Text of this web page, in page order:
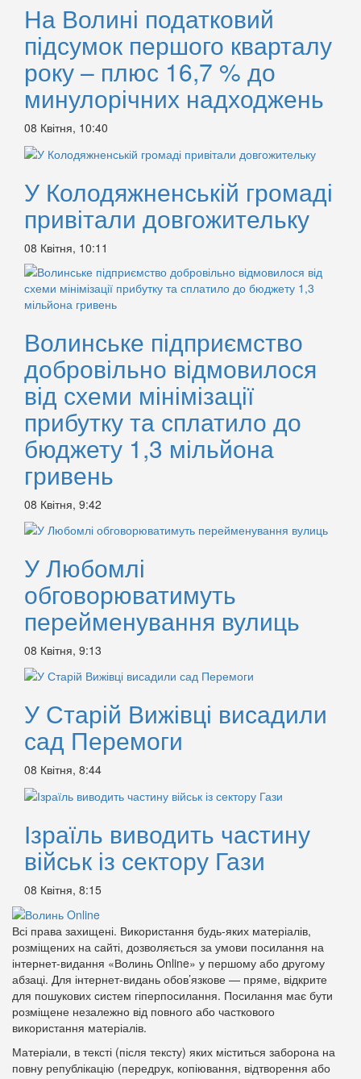
На Волині податковий
підсумок першого кварталу
року – плюс 16,7 % до
минулорічних надходжень
08 Квітня, 10:40
У Колодяжненській громаді
привітали довгожительку
08 Квітня, 10:11
Волинське підприємство
добровільно відмовилося
від схеми мінімізації
прибутку та сплатило до
бюджету 1,3 мільйона
гривень
08 Квітня, 9:42
У Любомлі
обговорюватимуть
перейменування вулиць
08 Квітня, 9:13
У Старій Вижівці висадили
сад Перемоги
08 Квітня, 8:44
Ізраїль виводить частину
військ із сектору Гази
08 Квітня, 8:15
Всі права захищені. Використання будь-яких матеріалів,
розміщених на сайті, дозволяється за умови посилання на
інтернет-видання «Волинь Online» у першому або другому
абзаці. Для інтернет-видань обов’язкове — пряме, відкрите
для пошукових систем гіперпосилання. Посилання має бути
розміщене незалежно від повного або часткового
використання матеріалів.
Матеріали, в тексті (після тексту) яких міститься заборона на
повну републікацію (передрук, копіювання, відтворення або